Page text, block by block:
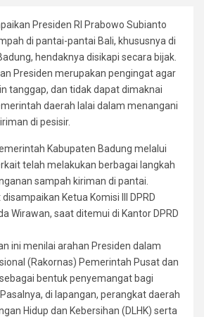
Presiden RI Prabowo Subianto
di pantai-pantai Bali, khususnya di
hendaknya disikapi secara bijak.
Presiden merupakan pengingat agar
tanggap, dan tidak dapat dimaknai
daerah lalai dalam menangani
di pesisir.
Kabupaten Badung melalui
telah melakukan berbagai langkah
sampah kiriman di pantai.
Ketua Komisi III DPRD
Wirawan, saat ditemui di Kantor DPRD
ini menilai arahan Presiden dalam
(Rakornas) Pemerintah Pusat dan
bentuk penyemangat bagi
di lapangan, perangkat daerah
Hidup dan Kebersihan (DLHK) serta